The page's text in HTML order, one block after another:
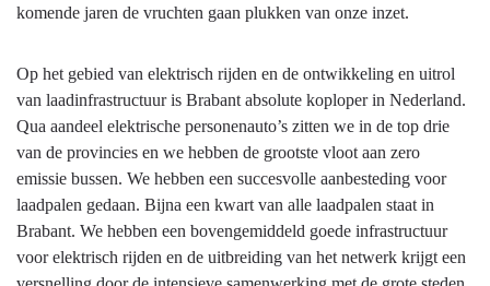
energietransitie
komende jaren de vruchten gaan plukken van onze inzet.
Op het gebied van elektrisch rijden en de ontwikkeling en uitrol
van laadinfrastructuur is Brabant absolute koploper in Nederland.
Qua aandeel elektrische personenauto’s zitten we in de top drie
van de provincies en we hebben de grootste vloot aan zero
emissie bussen. We hebben een succesvolle aanbesteding voor
laadpalen gedaan. Bijna een kwart van alle laadpalen staat in
Brabant. We hebben een bovengemiddeld goede infrastructuur
voor elektrisch rijden en de uitbreiding van het netwerk krijgt een